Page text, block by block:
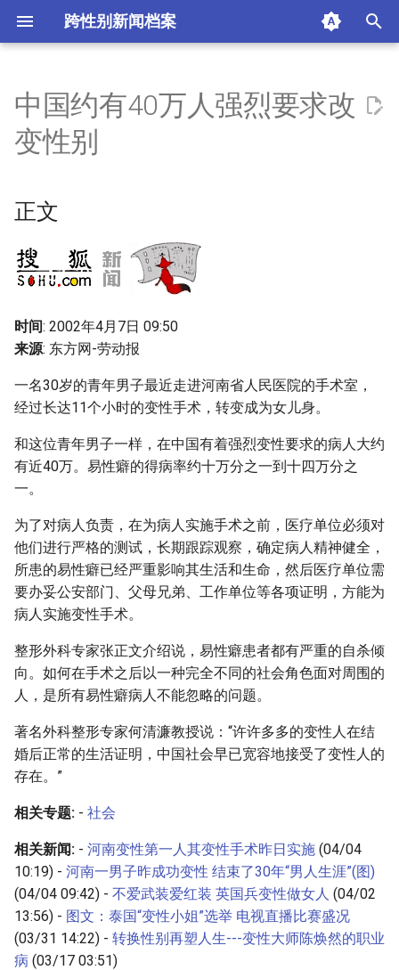
跨性别新闻档案
t
a
i
g
s
e
r
c
正文
附加信息 [Processed Page
中国约有40万人强烈要求改
变性别
正文
时间: 2002年4月7日 09:50
来源: 东方网-劳动报
一名30岁的青年男子最近走进河南省人民医院的手术室，
经过长达11个小时的变性手术，转变成为女儿身。
和这位青年男子一样，在中国有着强烈变性要求的病人大约
有近40万。易性癖的得病率约十万分之一到十四万分之
一。
为了对病人负责，在为病人实施手术之前，医疗单位必须对
他们进行严格的测试，长期跟踪观察，确定病人精神健全，
所患的易性癖已经严重影响其生活和生命，然后医疗单位需
要办妥公安部门、父母兄弟、工作单位等各项证明，方能为
病人实施变性手术。
整形外科专家张正文介绍说，易性癖患者都有严重的自杀倾
向。如何在手术之后以一种完全不同的社会角色面对周围的
人，是所有易性癖病人不能忽略的问题。
著名外科整形专家何清濂教授说：“许许多多的变性人在结
婚后正常的生活证明，中国社会早已宽容地接受了变性人的
存在。”
相关专题: - 社会
相关新闻: - 河南变性第一人其变性手术昨日实施 (04/04
10:19) - 河南一男子昨成功变性 结束了30年“男人生涯”(图)
(04/04 09:42) - 不爱武装爱红装 英国兵变性做女人 (04/02
13:56) - 图文：泰国“变性小姐”选举 电视直播比赛盛况
(03/31 14:22) - 转换性别再塑人生---变性大师陈焕然的职业
病 (03/17 03:51)